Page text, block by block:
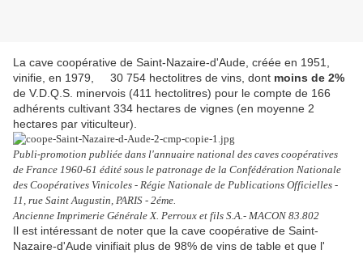
La cave coopérative de Saint-Nazaire-d'Aude, créée en 1951,
vinifie, en 1979, 30 754 hectolitres de vins, dont moins de 2%
de V.D.Q.S. minervois (411 hectolitres) pour le compte de 166
adhérents cultivant 334 hectares de vignes (en moyenne 2
hectares par viticulteur).
Publi-promotion publiée dans l'annuaire national des caves coopératives
de France 1960-61 édité sous le patronage de la Confédération Nationale
des Coopératives Vinicoles - Régie Nationale de Publications Officielles -
11, rue Saint Augustin, PARIS - 2éme.
Ancienne Imprimerie Générale X. Perroux et fils S.A.- MACON 83.802
Il est intéressant de noter que la cave coopérative de Saint-
Nazaire-d'Aude vinifiait plus de 98% de vins de table et que l'